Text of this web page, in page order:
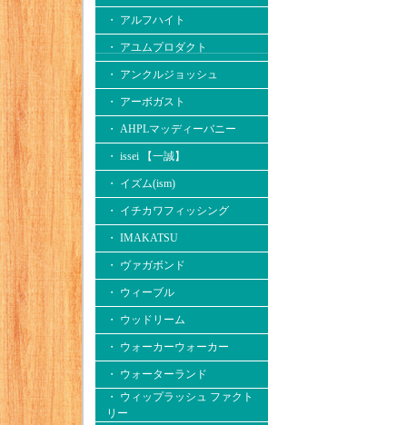
・ アルフハイト
・ アユムプロダクト
・ アンクルジョッシュ
・ アーボガスト
・ AHPLマッディーバニー
・ issei 【一誠】
・ イズム(ism)
・ イチカワフィッシング
・ IMAKATSU
・ ヴァガボンド
・ ウィーブル
・ ウッドリーム
・ ウォーカーウォーカー
・ ウォーターランド
・ ウィップラッシュ ファクト
リー